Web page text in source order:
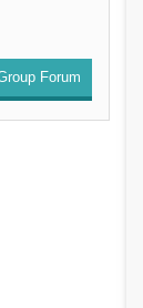
Forum